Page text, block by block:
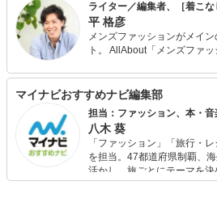
ライター／編集者、［着こ
平 格彦
メンズファッションがメイ
ト。 AllAbout「メンズファ
ソムリエの資格も保有。 出版社から独立後、70ほどのメデ
ィアに関わり、客観的、横断
析を得意とする。そんな視
を構築中。 また、ライター
ンラインサロン」で運営中。 最近の「マイナビおすすめナ
ビ」の記事においては、商
者として携わる。
マイナビおすすめナビ編集部
担当：ファッション、本・
八木 葵
「ファッション」「旅行・
を担当。47都道府県制覇、
活かし、旅ごとにテーマを
が得意。また、アパレルシ